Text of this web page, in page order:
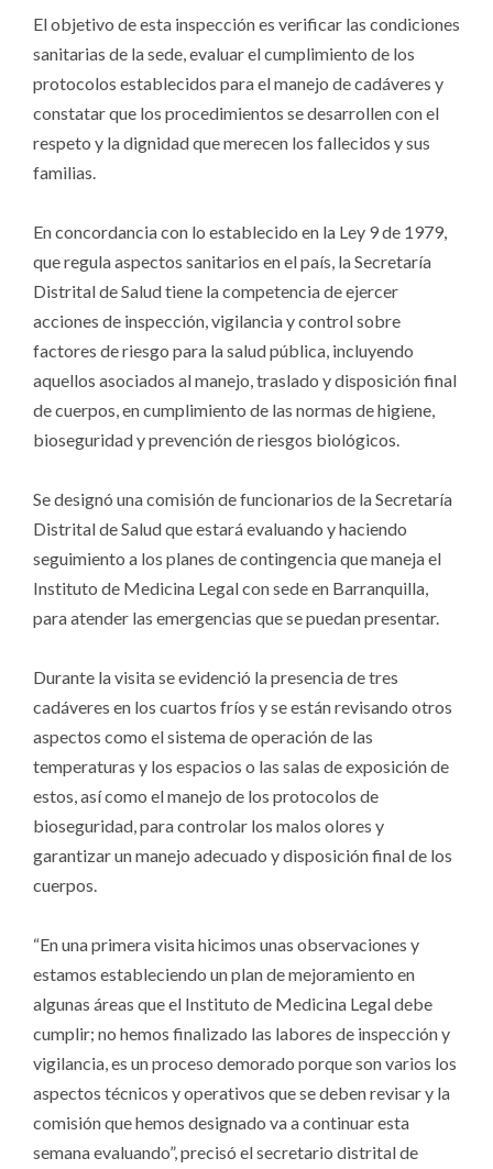
El objetivo de esta inspección es verificar las condiciones
sanitarias de la sede, evaluar el cumplimiento de los
protocolos establecidos para el manejo de cadáveres y
constatar que los procedimientos se desarrollen con el
respeto y la dignidad que merecen los fallecidos y sus
familias.
En concordancia con lo establecido en la Ley 9 de 1979,
que regula aspectos sanitarios en el país, la Secretaría
Distrital de Salud tiene la competencia de ejercer
acciones de inspección, vigilancia y control sobre
factores de riesgo para la salud pública, incluyendo
aquellos asociados al manejo, traslado y disposición final
de cuerpos, en cumplimiento de las normas de higiene,
bioseguridad y prevención de riesgos biológicos.
Se designó una comisión de funcionarios de la Secretaría
Distrital de Salud que estará evaluando y haciendo
seguimiento a los planes de contingencia que maneja el
Instituto de Medicina Legal con sede en Barranquilla,
para atender las emergencias que se puedan presentar.
Durante la visita se evidenció la presencia de tres
cadáveres en los cuartos fríos y se están revisando otros
aspectos como el sistema de operación de las
temperaturas y los espacios o las salas de exposición de
estos, así como el manejo de los protocolos de
bioseguridad, para controlar los malos olores y
garantizar un manejo adecuado y disposición final de los
cuerpos.
“En una primera visita hicimos unas observaciones y
estamos estableciendo un plan de mejoramiento en
algunas áreas que el Instituto de Medicina Legal debe
cumplir; no hemos finalizado las labores de inspección y
vigilancia, es un proceso demorado porque son varios los
aspectos técnicos y operativos que se deben revisar y la
comisión que hemos designado va a continuar esta
semana evaluando”, precisó el secretario distrital de